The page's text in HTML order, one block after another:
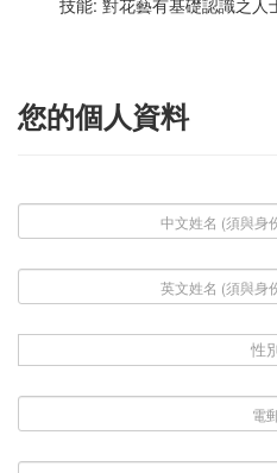
技能: 對花藝有基礎認識之人
您的個人資料
性